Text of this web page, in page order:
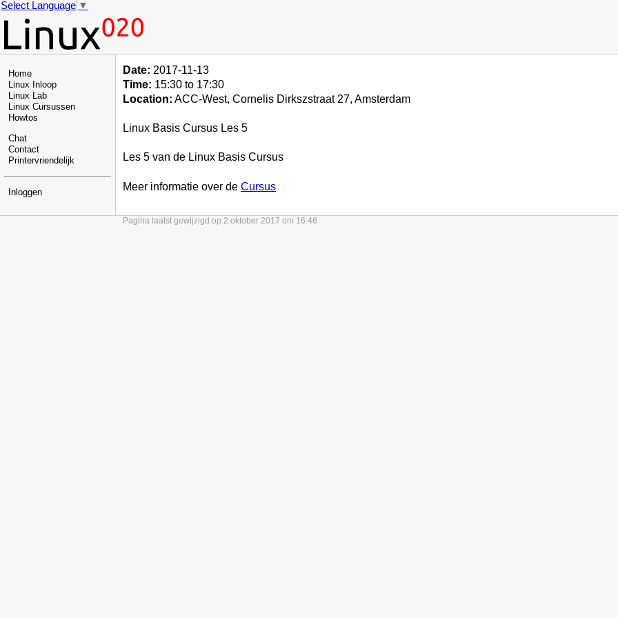
Select Language ▼
Home
Linux Inloop
Linux Lab
Linux Cursussen
Howtos
Chat
Contact
Printervriendelijk
Inloggen
Date: 2017-11-13
Time: 15:30 to 17:30
Location: ACC-West, Cornelis Dirkszstraat 27, Amsterdam
Linux Basis Cursus Les 5
Les 5 van de Linux Basis Cursus
Meer informatie over de Cursus
Pagina laatst gewijzigd op 2 oktober 2017 om 16:46